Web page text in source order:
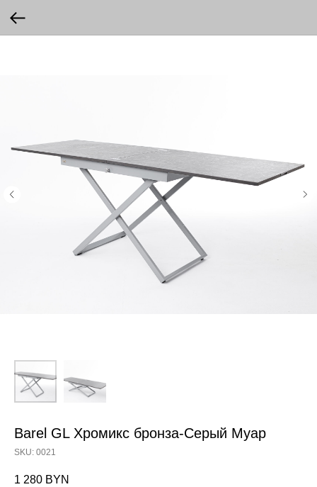
Barel GL Хромикс бронза-Серый Муар
SKU: 0021
1 280 BYN